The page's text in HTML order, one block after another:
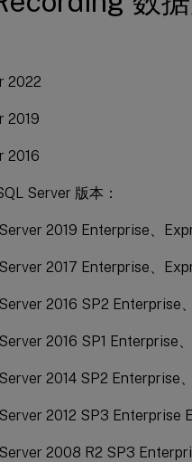
2022
2019
2016
Server 版本：
2019 Enterprise、
2017 Enterprise、
2016 SP2 Enterprise
2016 SP1 Enterprise
2014 SP2 Enterprise
2012 SP3 Enterprise
2008 R2 SP3